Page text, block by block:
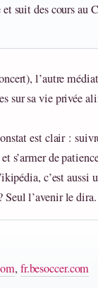
suit des cours au
l’autre
sur sa vie privée
est clair :
s’armer de
c’est aussi
Seul l’avenir le dira.
, fr.besoccer.com